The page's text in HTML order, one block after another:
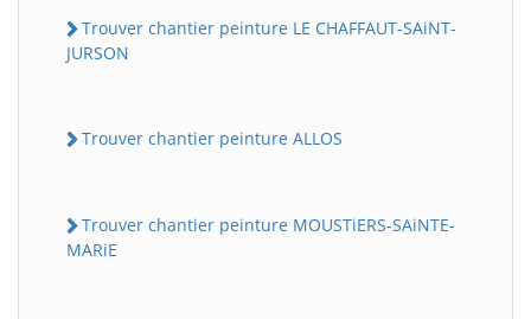
Trouver chantier peinture LE CHAFFAUT-SAiNT-
JURSON
Trouver chantier peinture ALLOS
Trouver chantier peinture MOUSTiERS-SAiNTE-
MARiE